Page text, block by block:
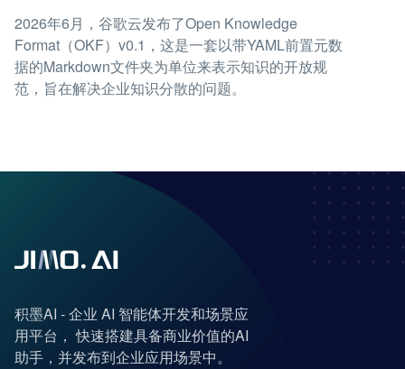
2026年6月，谷歌云发布了Open Knowledge
Format（OKF）v0.1，这是一套以带YAML前置元数
据的Markdown文件夹为单位来表示知识的开放规
范，旨在解决企业知识分散的问题。
积墨AI - 企业 AI 智能体开发和场景应
用平台， 快速搭建具备商业价值的AI
助手，并发布到企业应用场景中。